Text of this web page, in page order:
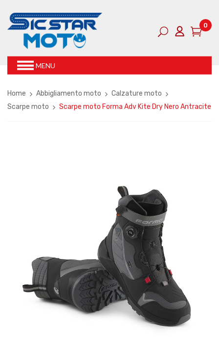
0
MENU
Home Abbigliamento moto
Calzature moto
Scarpe moto
Scarpe moto Forma Adv Kite Dry Nero Antracite